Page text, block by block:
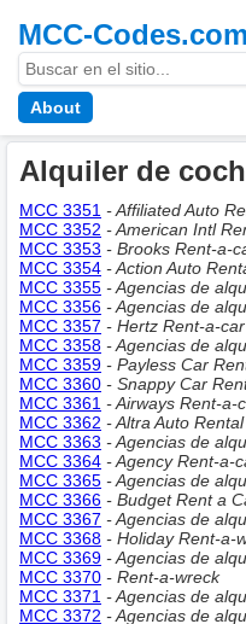
MCC-Codes.com
About
Alquiler de
MCC 3351 - Affiliated Auto
MCC 3352 - American Intl
MCC 3353 - Brooks Rent-a-
MCC 3354 - Action Auto
MCC 3355 - Agencias de
MCC 3356 - Agencias de
MCC 3357 - Hertz Rent-a-car
MCC 3358 - Agencias de
MCC 3359 - Payless Car
MCC 3360 - Snappy Car
MCC 3361 - Airways Rent-a-
MCC 3362 - Altra Auto Rental
MCC 3363 - Agencias de
MCC 3364 - Agency Rent-a-
MCC 3365 - Agencias de
MCC 3366 - Budget Rent a
MCC 3367 - Agencias de
MCC 3368 - Holiday Rent-a-
MCC 3369 - Agencias de
MCC 3370 - Rent-a-wreck
MCC 3371 - Agencias de
MCC 3372 - Agencias de